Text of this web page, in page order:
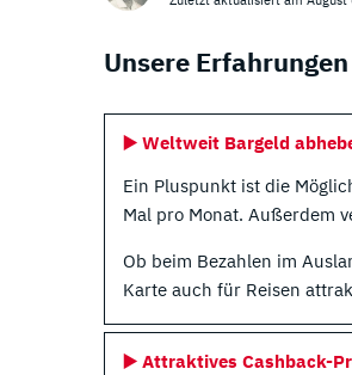
Unsere
▶️ Weltweit Bargeld
Ein Pluspunkt ist die
Mal pro Monat. Außerdem
Ob beim Bezahlen im
Karte auch für Reisen
▶️ Attraktives Cashback-